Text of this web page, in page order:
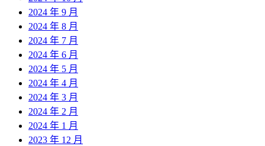
2024 年 9 月
2024 年 8 月
2024 年 7 月
2024 年 6 月
2024 年 5 月
2024 年 4 月
2024 年 3 月
2024 年 2 月
2024 年 1 月
2023 年 12 月